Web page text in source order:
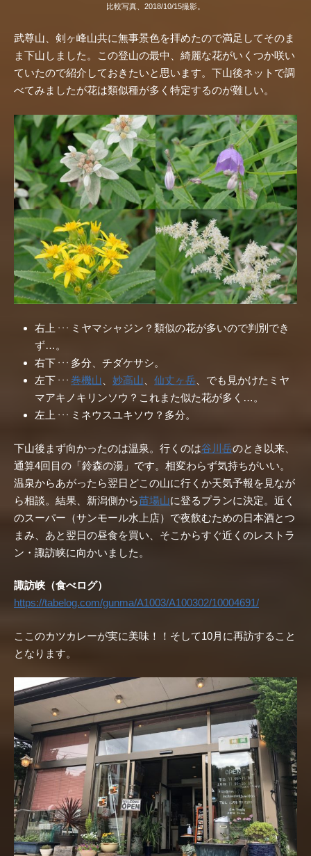
比較写真、2018/10/15撮影。
武尊山、剣ヶ峰山共に無事景色を拝めたので満足してそのま
ま下山しました。この登山の最中、綺麗な花がいくつか咲い
ていたので紹介しておきたいと思います。下山後ネットで調
べてみましたが花は類似種が多く特定するのが難しい。
右上 ・・・
ミヤマシャジン？類似の花が多いので判別でき
ず…。
右下 ・・・ 多分、チダケサシ。
左下 ・・・ 巻機山 妙高山 仙丈ヶ岳 、でも見かけたミヤ
マアキノキリンソウ？これまた似た花が多く…。
左上 ・・・ ミネウスユキソウ？多分。
下山後まず向かったのは温泉。行くのは谷川岳のとき以来、
通算4回目の「鈴森の湯」です。相変わらず気持ちがいい。
温泉からあがったら翌日どこの山に行くか天気予報を見なが
ら相談。結果、新潟側から苗場山に登るプランに決定。近く
のスーパー（サンモール水上店）で夜飲むための日本酒とつ
まみ、あと翌日の昼食を買い、そこからすぐ近くのレストラ
ン・諏訪峡に向かいました。
諏訪峡（食べログ）
https://tabelog.com/gunma/A1003/A100302/10004691/
ここのカツカレーが実に美味！！そして10月に再訪すること
となります。